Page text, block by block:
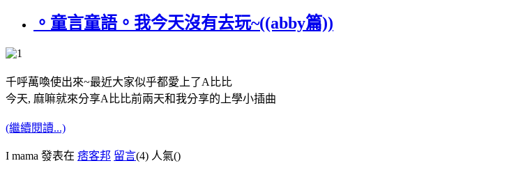
。童言童語。我今天沒有去玩~((abby篇))
千呼萬喚使出來~最近大家似乎都愛上了A比比
今天, 麻嘛就來分享A比比前兩天和我分享的上學小插曲
(繼續閱讀...)
I mama 發表在 痞客邦 留言(4) 人氣()